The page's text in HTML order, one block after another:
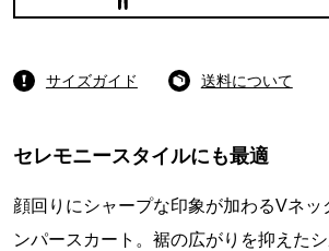
サイズガイド 送料について
セレモニースタイルにも最適
顔回りにシャープな印象が加わるVネッ
ンパースカート。裾の広がりを抑えた